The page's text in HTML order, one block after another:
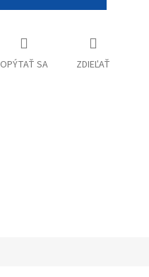
OPÝTAŤ SA ZDIEĽAŤ